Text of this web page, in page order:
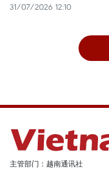
31/07/2026 12:10
主管部门：越南通讯社